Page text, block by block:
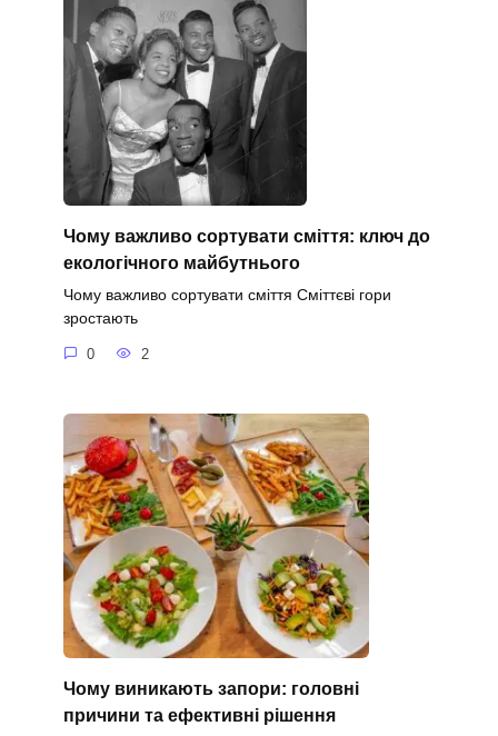
Чому важливо сортувати сміття: ключ до
екологічного майбутнього
Чому важливо сортувати сміття Сміттєві гори
зростають
0 2
Чому виникають запори: головні
причини та ефективні рішення